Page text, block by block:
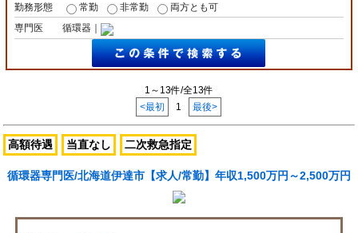
勤務形態
常勤 非常勤
両方とも可
専門医
循環器｜
1～13件/全13件
<最初
1 最後>
高額待遇 当直なし 二次救急指定
循環器専門医/北海道伊達市【求人/常勤】年収1,500万円～2,500万円